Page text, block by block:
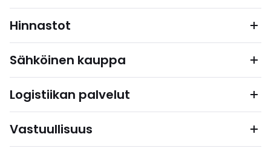
Hinnastot
Sähköinen kauppa
Logistiikan palvelut
Vastuullisuus